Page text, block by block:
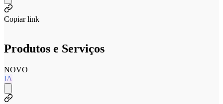
Copiar link
Produtos e Serviços
NOVO
IA